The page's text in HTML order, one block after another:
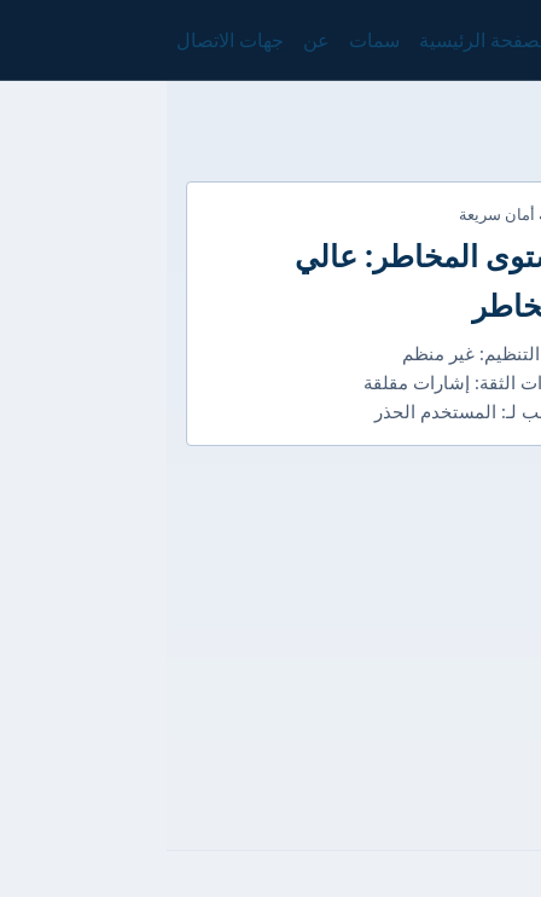
الرئيسية سمات عن جهات الاتصال
أمان سريعة
المخاطر: عالي
غير منظم
الثقة: إشارات مقلقة
لـ: المستخدم الحذر